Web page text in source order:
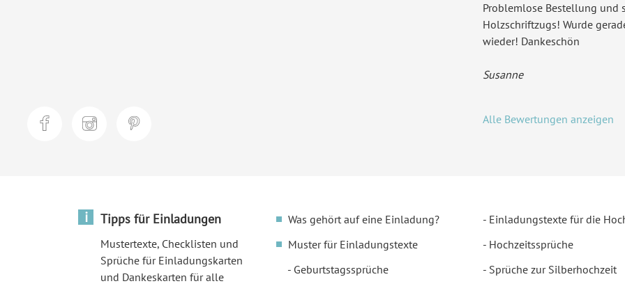
Problemlose Bestellung und
Holzschriftzugs! Wurde
wieder! Dankeschön
Susanne
Alle Bewertungen anzeigen
i Tipps für Einladungen
Mustertexte, Checklisten und
Sprüche für Einladungskarten
und Dankeskarten für alle
Was gehört auf eine Einladung?
Muster für Einladungstexte
Geburtstagssprüche
Einladungstexte für die
Hochzeitssprüche
Sprüche zur Silberhochzeit